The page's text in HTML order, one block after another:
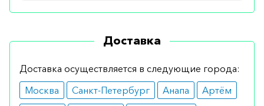
Противопоказания
следующими диагностированными
нарушениями:
Доставка
Доставка осуществляется в следующие города:
Москва
Санкт-Петербург Анапа
Артём